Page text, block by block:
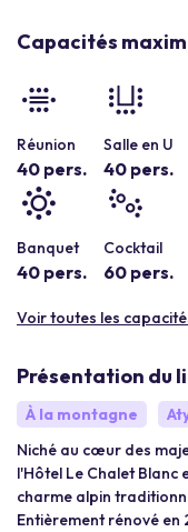
Capacités
Réunion
40 pers.
Salle en U
40 pers.
Banquet
40 pers.
Cocktail
60 pers.
Voir toutes les
Présentation du
À la montagne
Niché au cœur des
l'Hôtel Le Chalet Blanc
charme alpin
Entièrement rénové en